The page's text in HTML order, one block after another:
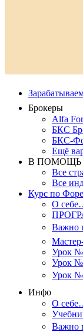
Брокеры
Alfa
БКС
БКС-
Ещё
В ПОМОЩЬ
Все
Все
Курс по
О
Важно
Урок
Урок
Урок
Инфо
О
Важно